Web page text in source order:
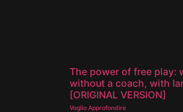
The power of free play:
without a coach, with
[ORIGINAL VERSION]
Voglio Approfondire